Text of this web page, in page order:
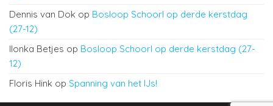
Dennis van Dok op Bosloop Schoorl op derde kerstdag
(27-12)
Ilonka Betjes op Bosloop Schoorl op derde kerstdag (27-
12)
Floris Hink op Spanning van het IJs!